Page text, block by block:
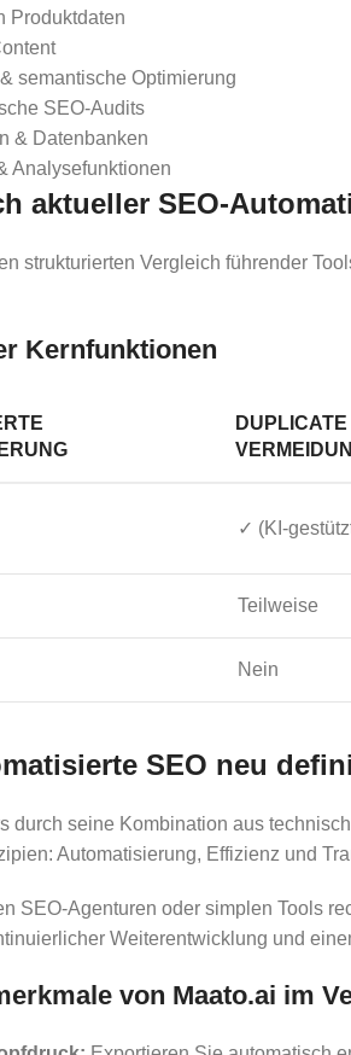
Produktdaten
semantische Optimierung
SEO-Audits
& Datenbanken
Analysefunktionen
aktueller SEO-
strukturierten Vergleich führender
Kernfunktionen
✓ (KI-
Teilweise
Nein
SEO neu
durch seine Kombination aus
Automatisierung, Effizienz und
SEO-Agenturen oder simplen Tools
Weiterentwicklung und
von Maato.ai im